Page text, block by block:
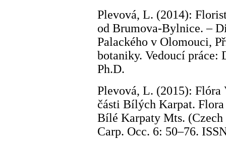
Plevová, L. (2014):
od Brumova-Bylnice. –
Palackého v Olomouci,
botaniky. Vedoucí
Ph.D.
Plevová, L. (2015): Flóra
části Bílých Karpat.
Bílé Karpaty Mts.
Carp. Occ. 6: 50–76.